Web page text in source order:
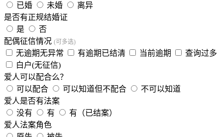
已婚
未婚
离异
是否有正规结婚证
是
否
配偶征信情况 (可多选)
无逾期无异常 有逾期已结清 当前逾期
查询过多
白户(无征信)
爱人可以配合么？
可以配合
可以知道但不配合
不可以知道
爱人是否有法案
没有
有
有（已结案）
爱人法案角色